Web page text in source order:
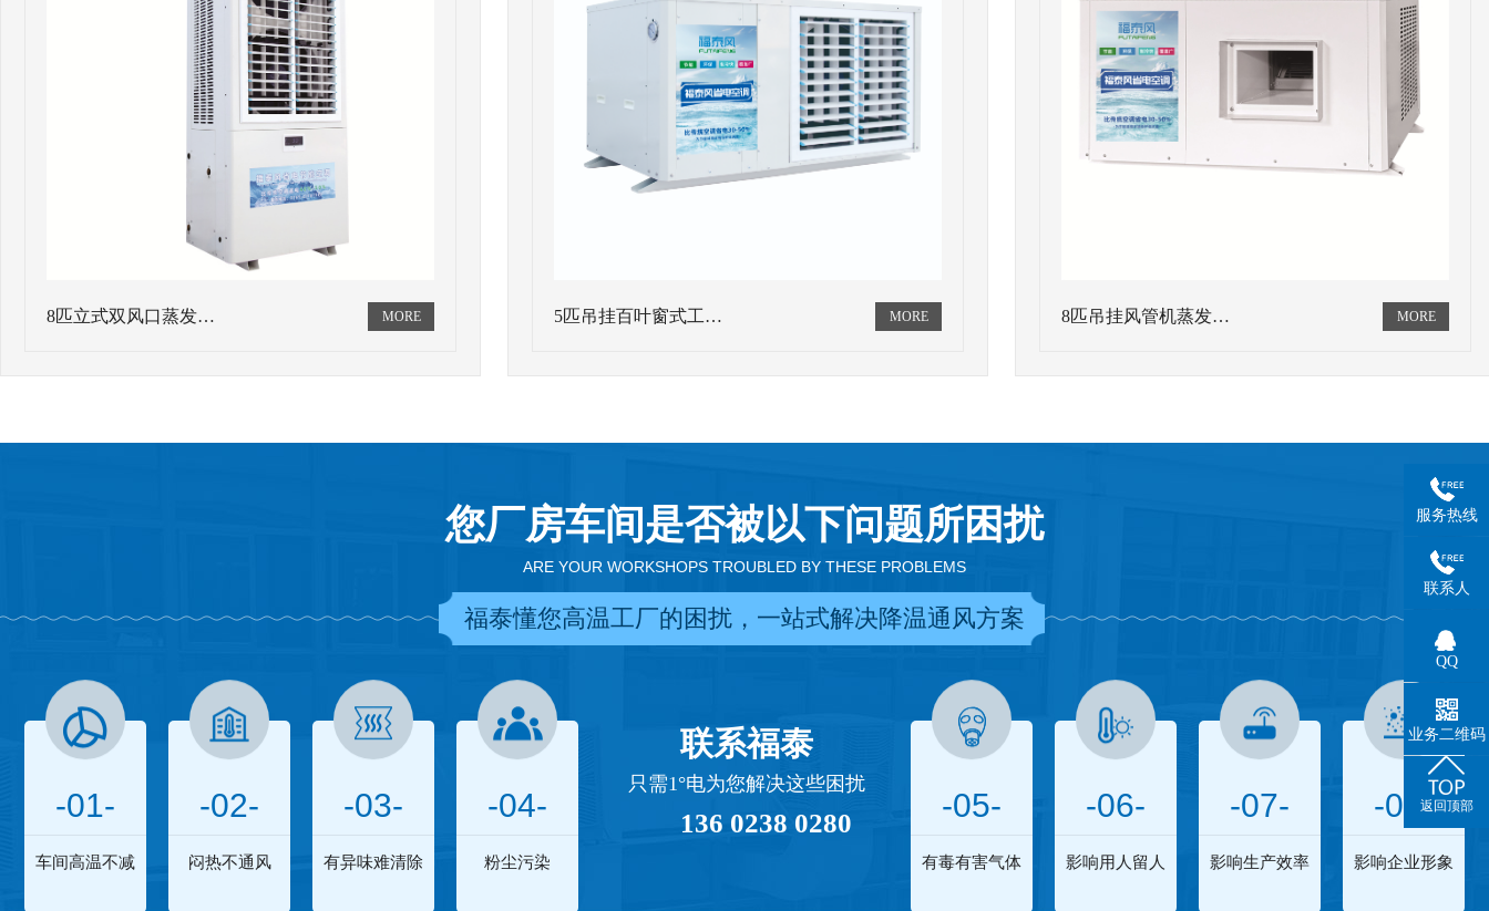
8匹立式双风口蒸发… 5匹吊挂百叶窗式工… 8匹吊挂风管机蒸发…
您厂房车间是否被以下问题所困扰
ARE YOUR WORKSHOPS TROUBLED BY THESE PROBLEMS
福泰懂您高温工厂的困扰，一站式解决降温通风方案
-01-
车间高温不减
-02-
闷热不通风
-03-
有异味难清除
-04-
粉尘污染
联系福泰
只需1°电为您解决这些困扰
136 0238 0280 -05-
有毒有害气体
-06-
影响用人留人
-07-
影响生产效率
-08-
影响企业形象
服务热线
联系人
QQ
业务二维码
返回顶部